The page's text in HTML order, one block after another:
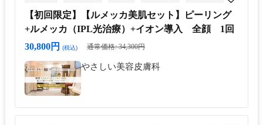
【初回限定】【ルメッカ美肌セット】ピーリング
+ルメッカ（IPL光治療）+イオン導入 全顔 1回
30,800円
(税込) 通常価格: 34,300円
やさしい美容皮膚科